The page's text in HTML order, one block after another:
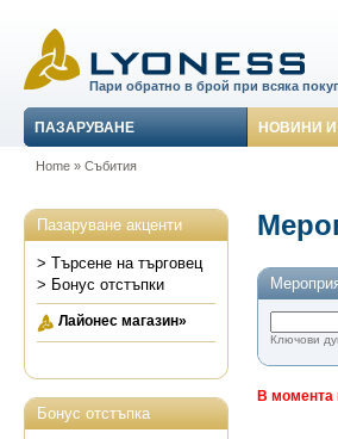
Пари обратно в брой при всяка
ПАЗАРУВАНЕ НОВИНИ
Home» Събития
Пазаруване акценти
> Търсене на търговец
> Бонус отстъпки
Лайонес магазин»
Бонус отстъпка
Ключови
В момента